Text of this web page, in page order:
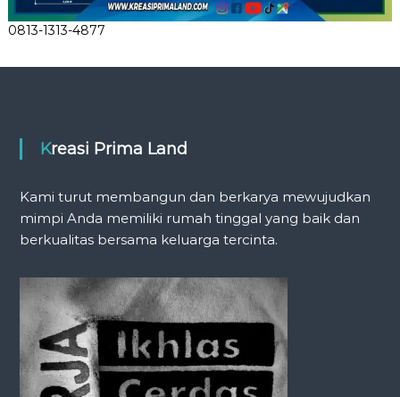
0813-1313-4877
Kreasi Prima Land
Kami turut membangun dan berkarya mewujudkan
mimpi Anda memiliki rumah tinggal yang baik dan
berkualitas bersama keluarga tercinta.